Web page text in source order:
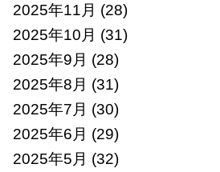
2025年11月 (28)
2025年10月 (31)
2025年9月 (28)
2025年8月 (31)
2025年7月 (30)
2025年6月 (29)
2025年5月 (32)